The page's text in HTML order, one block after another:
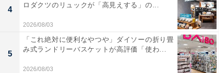
4
ロダクツのリュックが「高見えする」の...
2026/08/03
5
「これ絶対に便利なやつや」ダイソーの折り畳
み式ランドリーバスケットが高評価「使わ...
2026/08/03